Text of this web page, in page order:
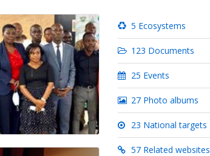
5 Ecosystems
123 Documents
25 Events
27 Photo albums
23 National targets
57 Related websites